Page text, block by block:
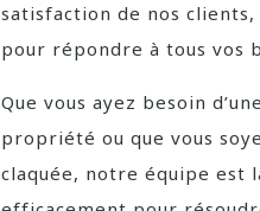
satisfaction de nos
pour répondre à tous vos
Que vous ayez besoin
propriété ou que vous
claquée, notre équipe est